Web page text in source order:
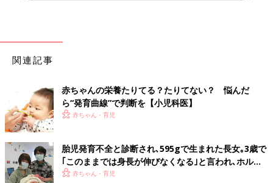
監修／若江恵利子 先生
体形や発育スピードなど、つい同じ月齢の子と比べがちですが、
いずれも赤ちゃんの個性です。
それでも、成長の様子で気になることがあれば、小児科医に相談
すると親身にアドバイスをもらえるでしょう。
参考／『ひよこクラブ』2021年4月号「成長の気がかり相談室」
関連記事
赤ちゃんの栄養たりてる？たりてない？ 悩んだ
ら“発育曲線”で判断を【小児科医】
赤ちゃん・育児
胎児発育不全と診断され､595gで生まれた長女｡3歳で
｢このままでは身長が伸びなくなる｣と言われ､ホルモ
ン注射治療を【低出生体重児】
赤ちゃん・育児